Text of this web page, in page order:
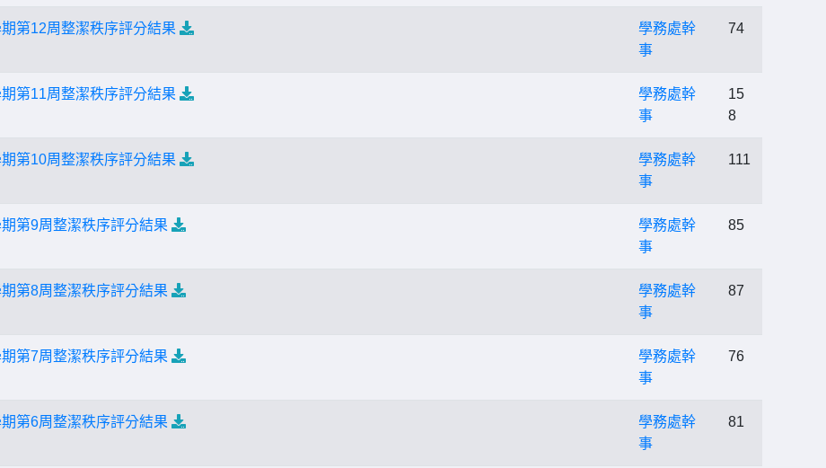
第12周整潔秩序評分結果
學務處幹
事
74
第11周整潔秩序評分結果
學務處幹
事
15
8
第10周整潔秩序評分結果
學務處幹
事
111
第9周整潔秩序評分結果
學務處幹
事
85
第8周整潔秩序評分結果
學務處幹
事
87
第7周整潔秩序評分結果
學務處幹
事
76
第6周整潔秩序評分結果
學務處幹
事
81